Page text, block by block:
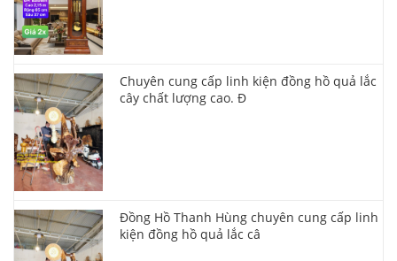
Chuyên cung cấp linh kiện đồng hồ quả lắc
cây chất lượng cao. Đ
Đồng Hồ Thanh Hùng chuyên cung cấp linh
kiện đồng hồ quả lắc câ